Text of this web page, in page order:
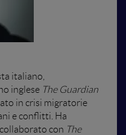
italiano,
inglese The Guardian
in crisi migratorie
e conflitti. Ha
con The